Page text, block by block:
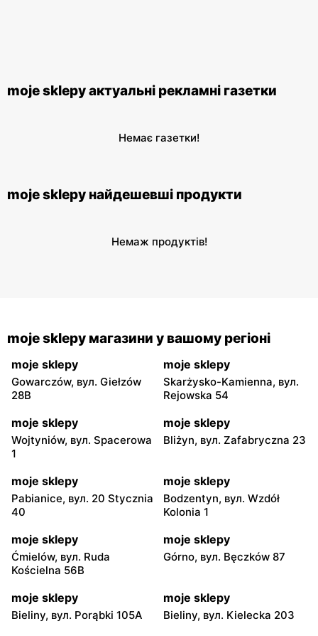
moje sklepy актуальні рекламні газетки
Немає газетки!
moje sklepy найдешевші продукти
Немаж продуктів!
moje sklepy магазини у вашому регіоні
moje sklepy
Gowarczów, вул. Giełzów
28B
moje sklepy
Skarżysko-Kamienna, вул.
Rejowska 54
moje sklepy
Wojtyniów, вул. Spacerowa
1
moje sklepy
Bliżyn, вул. Zafabryczna 23
moje sklepy
Pabianice, вул. 20 Stycznia
40
moje sklepy
Bodzentyn, вул. Wzdół
Kolonia 1
moje sklepy
Ćmielów, вул. Ruda
Kościelna 56B
moje sklepy
Górno, вул. Bęczków 87
moje sklepy
Bieliny, вул. Porąbki 105A
moje sklepy
Bieliny, вул. Kielecka 203